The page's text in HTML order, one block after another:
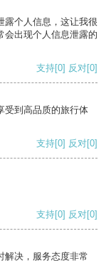
露个人信息，这让我很
会出现个人信息泄露的
支持[0] 反对[0]
受到高品质的旅行体
支持[0] 反对[0]
支持[0] 反对[0]
解决，服务态度非常